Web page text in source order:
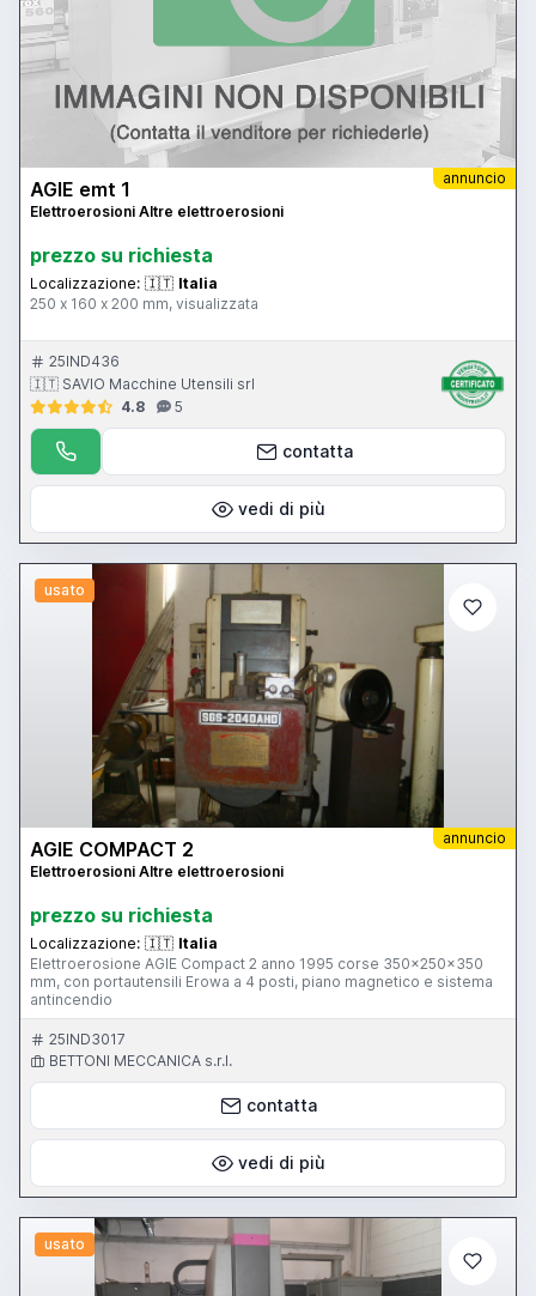
annuncio
AGIE emt 1
Elettroerosioni Altre elettroerosioni
prezzo su richiesta
Localizzazione: 🇮🇹 Italia
250 x 160 x 200 mm, visualizzata
25IND436
🇮🇹 SAVIO Macchine Utensili srl
4.8
5
contatta
vedi di più
usato
annuncio
AGIE COMPACT 2
Elettroerosioni Altre elettroerosioni
prezzo su richiesta
Localizzazione: 🇮🇹 Italia
Elettroerosione AGIE Compact 2 anno 1995 corse 350x250x350
mm, con portautensili Erowa a 4 posti, piano magnetico e sistema
antincendio
25IND3017
BETTONI MECCANICA s.r.l.
contatta
vedi di più
usato